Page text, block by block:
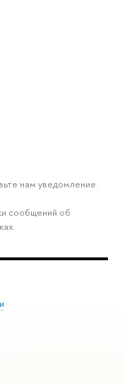
нам уведомление.
сообщений об